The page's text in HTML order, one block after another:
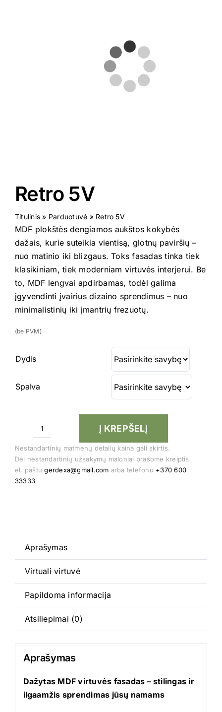
Retro 5V
Titulinis » Parduotuvė » Retro 5V
MDF plokštės dengiamos aukštos kokybės
dažais, kurie suteikia vientisą, glotnų paviršių –
nuo matinio iki blizgaus. Toks fasadas tinka tiek
klasikiniam, tiek moderniam virtuvės interjerui. Be
to, MDF lengvai apdirbamas, todėl galima
įgyvendinti įvairius dizaino sprendimus – nuo
minimalistinių iki įmantrių frezuotų.
(be PVM)
Dydis
Spalva
produkto
kiekis:
Retro
5V
Į KREPŠELĮ
Nestandartinių matmenų detalių kaina gali skirtis.
Dėl nestandartinių užsakymų maloniai prašome kreiptis
el. paštugerdexa@gmail.com arba telefonu +370 600
33333
Aprašymas
Virtuali virtuvė
Papildoma informacija
Atsiliepimai (0)
Aprašymas
Dažytas MDF virtuvės fasadas – stilingas ir
ilgaamžis sprendimas jūsų namams